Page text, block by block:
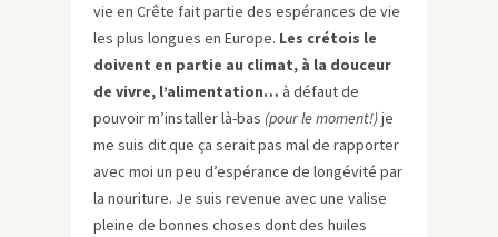
vie en Crête fait partie des espérances de vie
les plus longues en Europe. Les crétois le
doivent en partie au climat, à la douceur
de vivre, l’alimentation… à défaut de
pouvoir m’installer là-bas (pour le moment!)je
me suis dit que ça serait pas mal de rapporter
avec moi un peu d’espérance de longévité par
la nouriture. Je suis revenue avec une valise
pleine de bonnes choses dont des huiles